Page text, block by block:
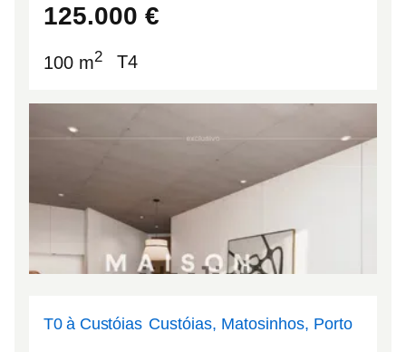
125.000 €
100 m2 T4
T0 à Custóias Custóias, Matosinhos, Porto